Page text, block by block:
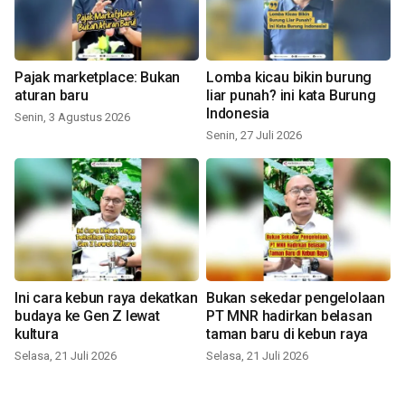
Pajak marketplace: Bukan
aturan baru
Senin, 3 Agustus 2026
Lomba kicau bikin burung
liar punah? ini kata Burung
Indonesia
Senin, 27 Juli 2026
Ini cara kebun raya dekatkan
budaya ke Gen Z lewat
kultura
Selasa, 21 Juli 2026
Bukan sekedar pengelolaan
PT MNR hadirkan belasan
taman baru di kebun raya
Selasa, 21 Juli 2026